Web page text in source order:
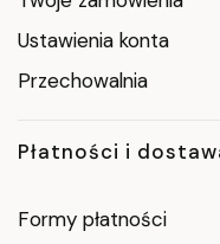
Ustawienia konta
Przechowalnia
Płatności i
Formy płatności